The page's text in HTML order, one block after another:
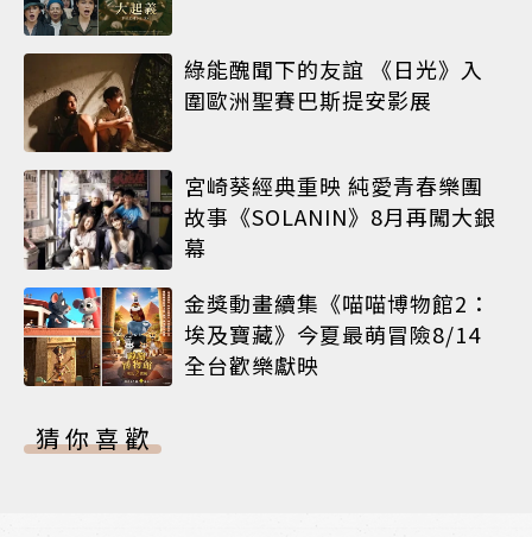
綠能醜聞下的友誼 《日光》入
圍歐洲聖賽巴斯提安影展
宮崎葵經典重映 純愛青春樂團
故事《SOLANIN》8月再闖大銀
幕
金獎動畫續集《喵喵博物館2：
埃及寶藏》今夏最萌冒險8/14
全台歡樂獻映
猜你喜歡